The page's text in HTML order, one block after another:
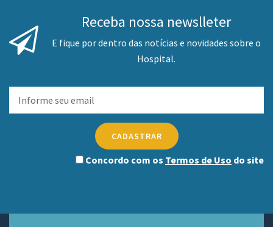
Receba nossa newslleter
E fique por dentro das notícias e novidades sobre o
Hospital.
CADASTRAR
Concordo com os Termos de Uso do site